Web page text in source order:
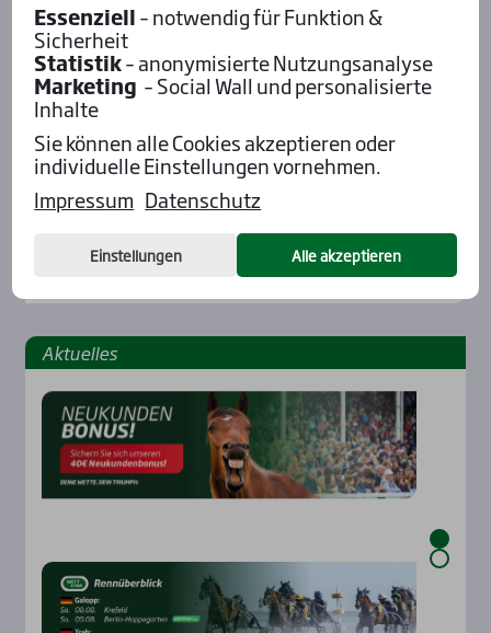
Aktu­el­les
Essenziell– notwendig für Funktion &
Sicherheit
Statistik– anonymisierte Nutzungsanalyse
Marketing – Social Wall und personalisierte
Inhalte
Sie können alle Cookies akzeptieren oder
individuelle Einstellungen vornehmen.
Impressum Datenschutz
Einstellungen Alle akzeptieren